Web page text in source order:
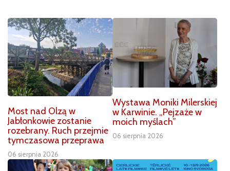
Most nad Olzą w
Jabłonkowie zostanie
rozebrany. Ruch przejmie
tymczasowa przeprawa
06 sierpnia 2026
Wystawa Moniki Milerskiej
w Karwinie. „Pejzaże w
moich myślach”
06 sierpnia 2026